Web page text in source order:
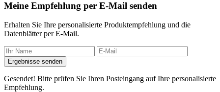
Meine Empfehlung per E-Mail senden
Erhalten Sie Ihre personalisierte Produktempfehlung und die
Datenblätter per E-Mail.
Ergebnisse senden
Gesendet! Bitte prüfen Sie Ihren Posteingang auf Ihre personalisierte
Empfehlung.